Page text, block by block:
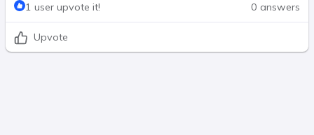
1 user upvote it! 0 answers
Upvote